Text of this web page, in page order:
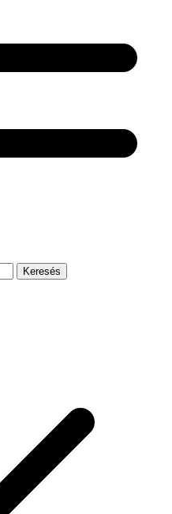
Keresés